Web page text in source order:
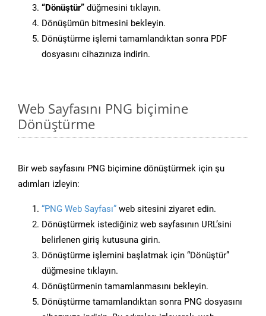
“Dönüştür” düğmesini tıklayın.
Dönüşümün bitmesini bekleyin.
Dönüştürme işlemi tamamlandıktan sonra PDF
dosyasını cihazınıza indirin.
Web Sayfasını PNG biçimine
Dönüştürme
Bir web sayfasını PNG biçimine dönüştürmek için şu
adımları izleyin:
“PNG Web Sayfası” web sitesini ziyaret edin.
Dönüştürmek istediğiniz web sayfasının URL’sini
belirlenen giriş kutusuna girin.
Dönüştürme işlemini başlatmak için “Dönüştür”
düğmesine tıklayın.
Dönüştürmenin tamamlanmasını bekleyin.
Dönüştürme tamamlandıktan sonra PNG dosyasını